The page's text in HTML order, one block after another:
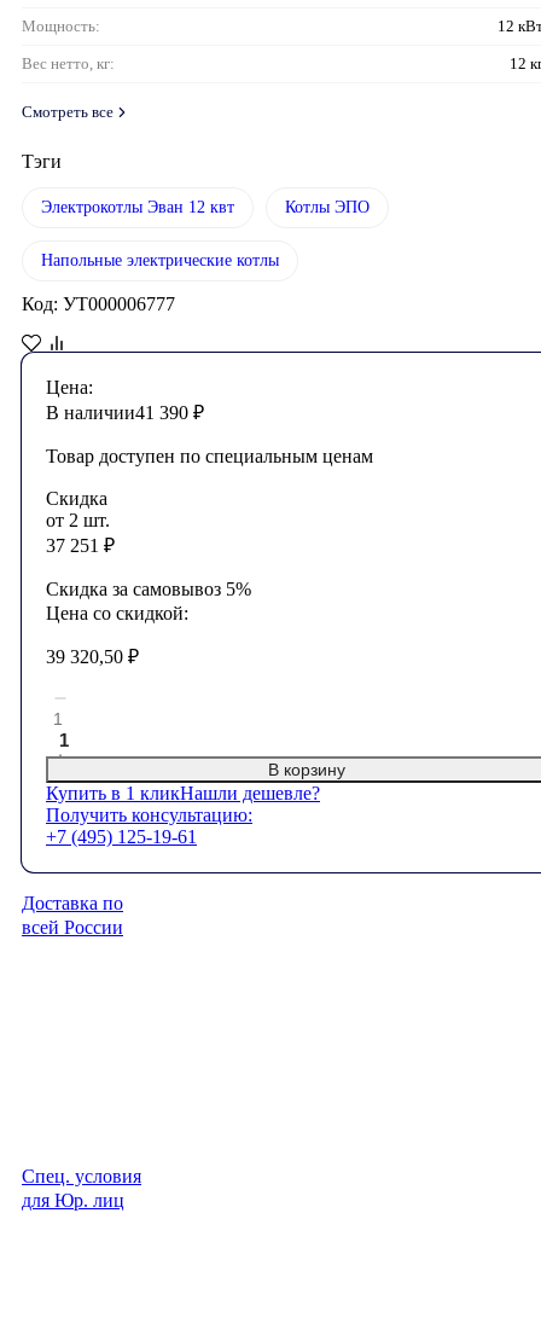
Мощность: 12
Вес нетто, кг: 12
Смотреть все
Тэги
Электрокотлы Эван 12 квт Котлы ЭПО
Напольные электрические котлы
Код: УТ000006777
Цена:
В наличии41 390 ₽
Товар доступен по специальным ценам
Скидка
от 2 шт.
37 251 ₽
Скидка за самовывоз 5%
Цена со скидкой:
39 320,50 ₽
1
В корзину
Купить в 1 кликНашли дешевле?
Получить консультацию:
+7 (495) 125-19-61
Доставка по
всей России
Спец. условия
для Юр. лиц